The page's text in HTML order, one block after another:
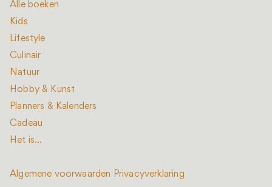
Alle boeken
Kids
Lifestyle
Culinair
Natuur
Hobby & Kunst
Planners & Kalenders
Cadeau
Het is...
Algemene voorwaarden Privacyverklaring